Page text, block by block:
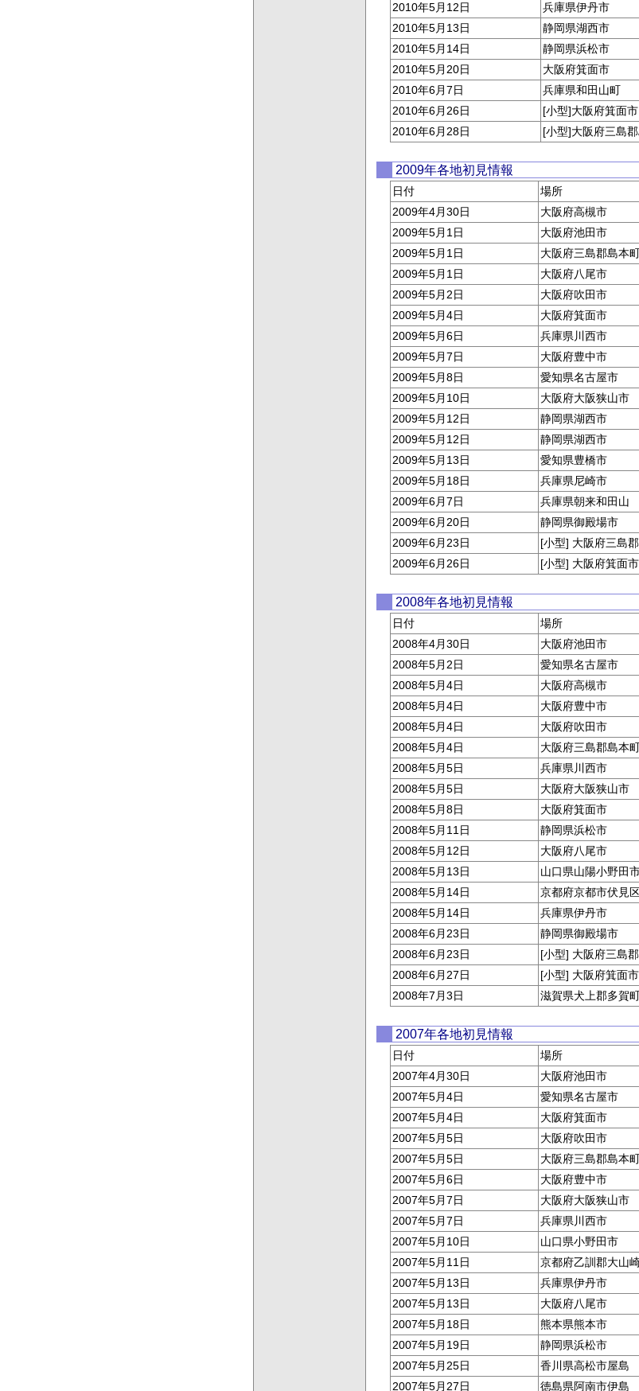
2010年5月12日
兵庫県伊丹市
2010年5月13日
静岡県湖西市
2010年5月14日
静岡県浜松市
2010年5月20日
大阪府箕面市
2010年6月7日
兵庫県和田山町
2010年6月26日
[小型]大阪府箕面市
2010年6月28日
[小型]大阪府三島
2009年各地初見情報
日付
場所
2009年4月30日
大阪府高槻市
2009年5月1日
大阪府池田市
2009年5月1日
大阪府三島郡島本
2009年5月1日
大阪府八尾市
2009年5月2日
大阪府吹田市
2009年5月4日
大阪府箕面市
2009年5月6日
兵庫県川西市
2009年5月7日
大阪府豊中市
2009年5月8日
愛知県名古屋市
2009年5月10日
大阪府大阪狭山市
2009年5月12日
静岡県湖西市
2009年5月12日
静岡県湖西市
2009年5月13日
愛知県豊橋市
2009年5月18日
兵庫県尼崎市
2009年6月7日
兵庫県朝来和田山
2009年6月20日
静岡県御殿場市
2009年6月23日
[小型] 大阪府三島
2009年6月26日
[小型] 大阪府箕面市
2008年各地初見情報
日付
場所
2008年4月30日
大阪府池田市
2008年5月2日
愛知県名古屋市
2008年5月4日
大阪府高槻市
2008年5月4日
大阪府豊中市
2008年5月4日
大阪府吹田市
2008年5月4日
大阪府三島郡島本
2008年5月5日
兵庫県川西市
2008年5月5日
大阪府大阪狭山市
2008年5月8日
大阪府箕面市
2008年5月11日
静岡県浜松市
2008年5月12日
大阪府八尾市
2008年5月13日
山口県山陽小野田
2008年5月14日
京都府京都市伏見
2008年5月14日
兵庫県伊丹市
2008年6月23日
静岡県御殿場市
2008年6月23日
[小型] 大阪府三島
2008年6月27日
[小型] 大阪府箕面市
2008年7月3日
滋賀県犬上郡多賀
2007年各地初見情報
日付
場所
2007年4月30日
大阪府池田市
2007年5月4日
愛知県名古屋市
2007年5月4日
大阪府箕面市
2007年5月5日
大阪府吹田市
2007年5月5日
大阪府三島郡島本
2007年5月6日
大阪府豊中市
2007年5月7日
大阪府大阪狭山市
2007年5月7日
兵庫県川西市
2007年5月10日
山口県小野田市
2007年5月11日
京都府乙訓郡大山
2007年5月13日
兵庫県伊丹市
2007年5月13日
大阪府八尾市
2007年5月18日
熊本県熊本市
2007年5月19日
静岡県浜松市
2007年5月25日
香川県高松市屋島
2007年5月27日
徳島県阿南市伊島